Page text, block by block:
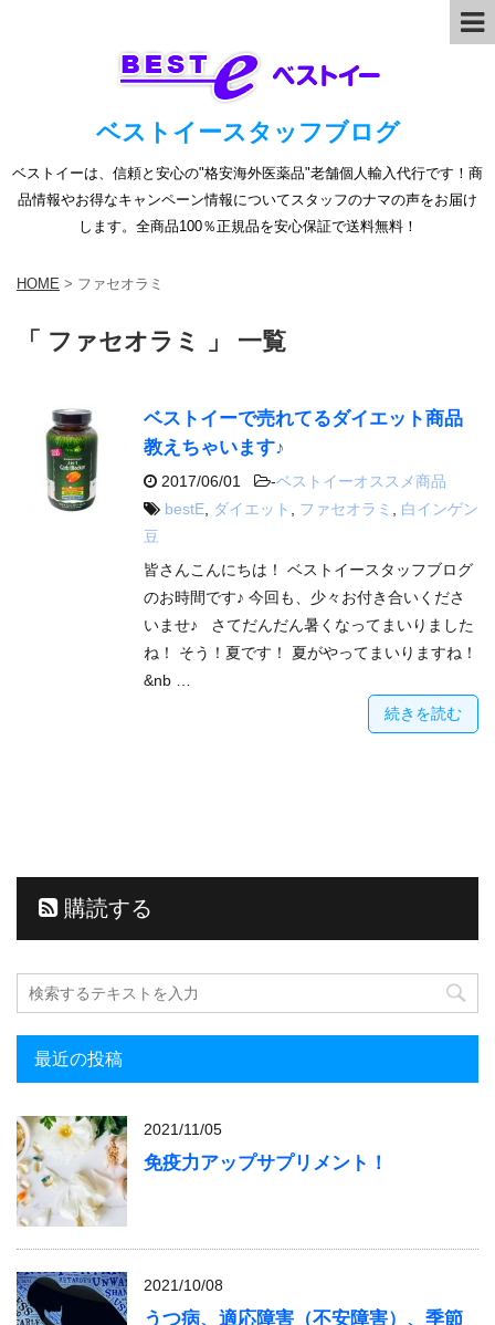
ベストイースタッフブログ
ベストイーは、信頼と安心の"格安海外医薬品"老舗個人輸入代行です！商
品情報やお得なキャンペーン情報についてスタッフのナマの声をお届け
します。全商品100％正規品を安心保証で送料無料！
HOME > ファセオラミ
「 ファセオラミ 」 一覧
ベストイーで売れてるダイエット商品
教えちゃいます♪
2017/06/01 -ベストイーオススメ商品
bestE
ダイエット ファセオラミ
白インゲン
豆
皆さんこんにちは！ ベストイースタッフブログ
のお時間です♪ 今回も、少々お付き合いくださ
いませ♪ さてだんだん暑くなってまいりました
ね！ そう！夏です！ 夏がやってまいりますね！
&nb …
続きを読む
購読する
最近の投稿
2021/11/05
免疫力アップサプリメント！
2021/10/08
うつ病、適応障害（不安障害）、季節